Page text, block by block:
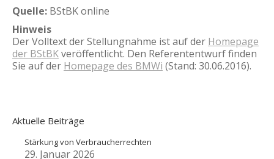
Quelle: BStBK online
Hinweis
Der Volltext der Stellungnahme ist auf der Homepage
der BStBKveröffentlicht. Den Referententwurf finden
Sie auf der Homepage des BMWi (Stand: 30.06.2016).
Aktuelle Beiträge
Stärkung von Verbraucherrechten
29. Januar 2026